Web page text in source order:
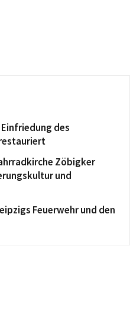
des
Zöbigker
und
Feuerwehr und den